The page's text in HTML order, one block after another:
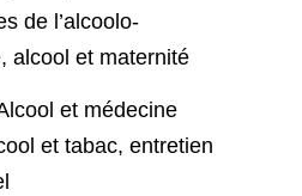
de l’alcoolo-
alcool et maternité
et médecine
et tabac, entretien